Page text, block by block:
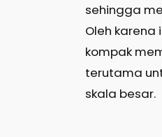
sehingga
Oleh karena
kompak
terutama
skala besar.